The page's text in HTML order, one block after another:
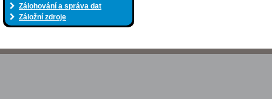
Zálohování a správa dat
Záložní zdroje